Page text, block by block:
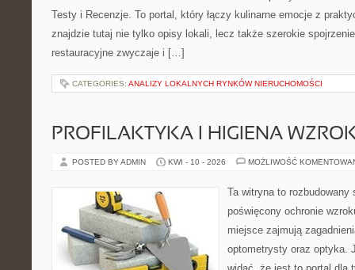
Testy i Recenzje. To portal, który łączy kulinarne emocje z
znajdzie tutaj nie tylko opisy lokali, lecz także szerokie
restauracyjne zwyczaje i […]
CATEGORIES: ANALIZY LOKALNYCH RYNKÓW NIERUCHOMOŚCI
PROFILAKTYKA I HIGIENA
POSTED BY ADMIN KWI - 10 - 2026 MOŻLIWOŚĆ
Ta witryna to rozbudowany
poświęcony ochronie
miejsce zajmują
optometrysty oraz optyka.